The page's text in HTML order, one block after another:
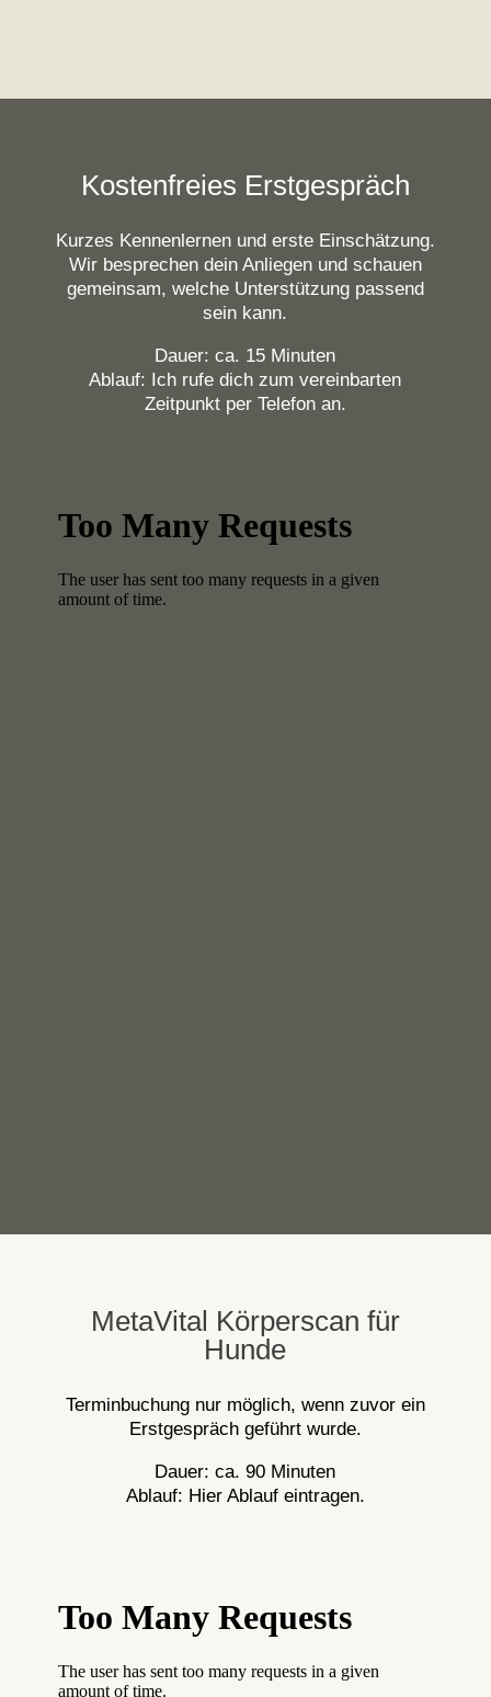
Kostenfreies Erstgespräch
Kurzes Kennenlernen und erste Einschätzung.
Wir besprechen dein Anliegen und schauen
gemeinsam, welche Unterstützung passend
sein kann.
Dauer: ca. 15 Minuten
Ablauf: Ich rufe dich zum vereinbarten
Zeitpunkt per Telefon an.
MetaVital Körperscan für
Hunde
Terminbuchung nur möglich, wenn zuvor ein
Erstgespräch geführt wurde.
Dauer: ca. 90 Minuten
Ablauf: Hier Ablauf eintragen.